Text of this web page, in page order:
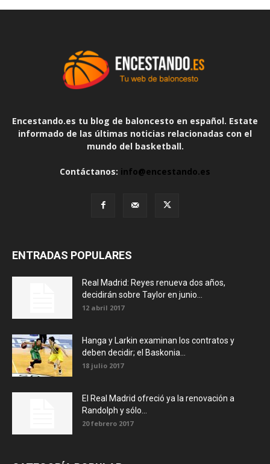
Encestando.es tu blog de baloncesto en español. Estate
informado de las últimas noticias relacionadas con el
mundo del basketball.
Contáctanos: info@encestando.es
ENTRADAS POPULARES
Real Madrid: Reyes renueva dos años,
decidirán sobre Taylor en junio...
12 abril 2017
Hanga y Larkin examinan los contratos y
deben decidir; el Baskonia...
18 julio 2017
El Real Madrid ofreció ya la renovación a
Randolph y sólo...
20 febrero 2017